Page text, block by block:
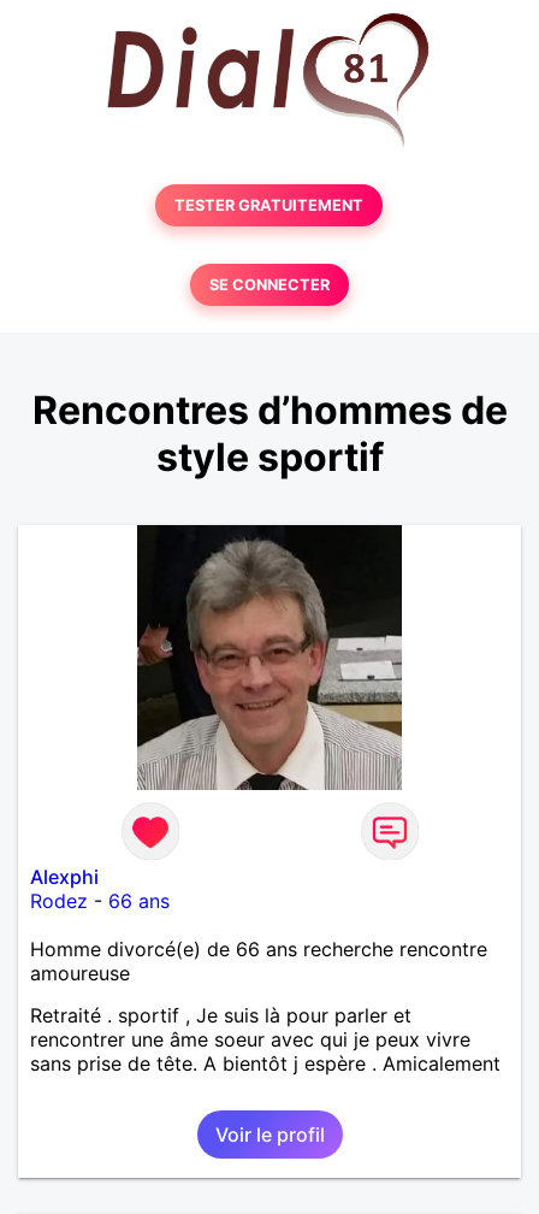
TESTER GRATUITEMENT
SE CONNECTER
Rencontres d’hommes de
style sportif
Alexphi
Rodez - 66 ans
Homme divorcé(e) de 66 ans recherche rencontre
amoureuse
Retraité . sportif , Je suis là pour parler et
rencontrer une âme soeur avec qui je peux vivre
sans prise de tête. A bientôt j espère . Amicalement
Voir le profil